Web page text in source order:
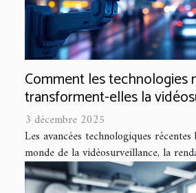
Comment les technologies
transforment-elles la
3 décembre 2025
Les avancées technologiques
monde de la vidéosurveillance, la